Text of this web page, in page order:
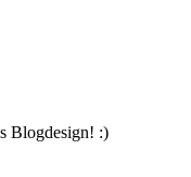
Blogdesign! :)